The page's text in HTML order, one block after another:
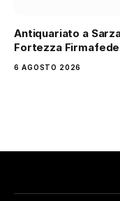
Antiquariato a
Fortezza Firmafede
6 AGOSTO 2026